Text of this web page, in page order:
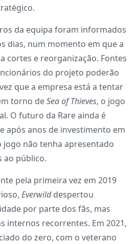
da equipa foram informados
dias, num momento em que a
cortes e reorganização. Fontes
do projeto poderão
que a empresa está a tentar
torno deSea of Thieves, o jogo
O futuro da Rare ainda é
após anos de investimento em
não tenha apresentado
ao público.
pela primeira vez em 2019
Everwilddespertou
por parte dos fãs, mas
internos recorrentes. Em 2021,
do zero, com o veterano